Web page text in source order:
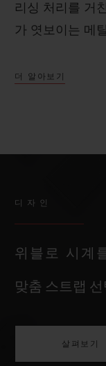
리싱 처리를 거
가 엿보이는 메
더 알아보기
디자인
위블로 시계
맞춤 스트랩
살펴보기